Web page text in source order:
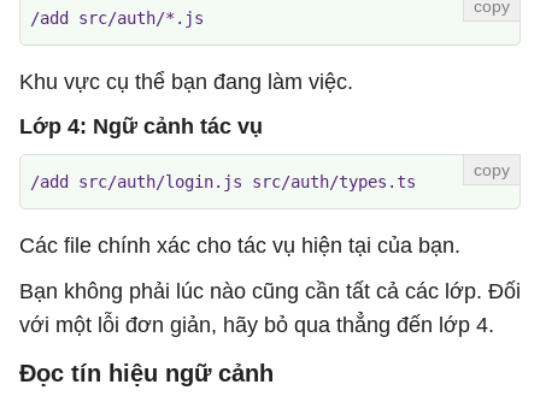
/add src/auth/*.js
Khu vực cụ thể bạn đang làm việc.
Lớp 4: Ngữ cảnh tác vụ
/add src/auth/login.js src/auth/types.ts
Các file chính xác cho tác vụ hiện tại của bạn.
Bạn không phải lúc nào cũng cần tất cả các lớp. Đối
với một lỗi đơn giản, hãy bỏ qua thẳng đến lớp 4.
Đọc tín hiệu ngữ cảnh